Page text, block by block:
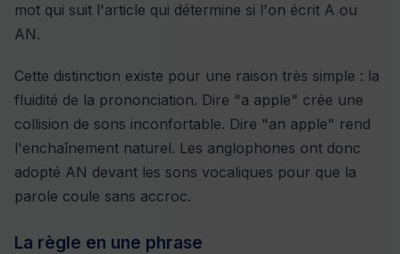
mot qui suit l'article qui détermine si l'on écrit A ou
AN.
Cette distinction existe pour une raison très simple : la
fluidité de la prononciation. Dire "a apple" crée une
collision de sons inconfortable. Dire "an apple" rend
l'enchaînement naturel. Les anglophones ont donc
adopté AN devant les sons vocaliques pour que la
parole coule sans accroc.
La règle en une phrase